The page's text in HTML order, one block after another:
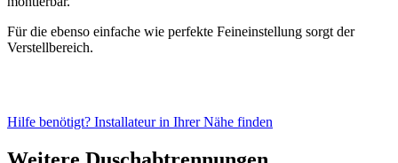
Montageanleitung
Pflegehinweis